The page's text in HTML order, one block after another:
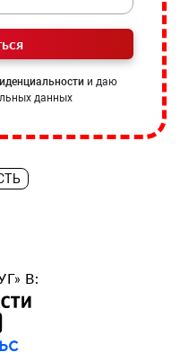
и даю
данных
В: